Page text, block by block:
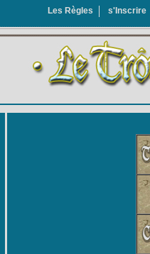
Les Règles s'Inscrire